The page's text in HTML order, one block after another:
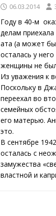
06.03.2014
Году в 40-м
делам
ата (а может
осталась у
женщины не
Из уважения к
Поскольку в
переехал во
семейных
его матерью.
это.
В сентябре
осталась с
замужества
властной и